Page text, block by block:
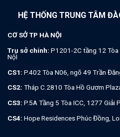
HỆ THỐNG TRUNG TÂM
CƠ SỞ TP HÀ NỘI
Trụ sở chính: P1201-2C tầng 12 Tòa
NộI
CS1: P.402 Tòa N06, ngõ 49 Trần
CS2: Tháp C.2810 Tòa Hồ Gươm
CS3: P.5A Tầng 5 Tòa ICC, 1277 Giải
CS4: Hope Residences Phúc Đồng,